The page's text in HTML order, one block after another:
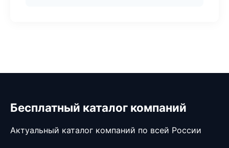
Бесплатный каталог компаний
Актуальный каталог компаний по всей России